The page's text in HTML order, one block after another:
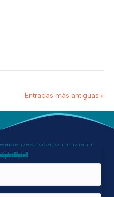
Entradas más antiguas »